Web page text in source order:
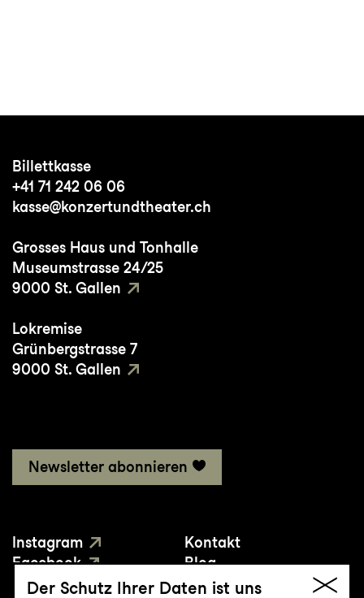
Billettkasse
+41 71 242 06 06
kasse@konzertundtheater.ch
Grosses Haus und Tonhalle
Museumstrasse 24/25
9000 St. Gallen
Lokremise
Grünbergstrasse 7
9000 St. Gallen
Newsletter abonnieren
Instagram
Facebook
YouTube
Kontakt
Blog
Presse
Der Schutz Ihrer Daten ist uns